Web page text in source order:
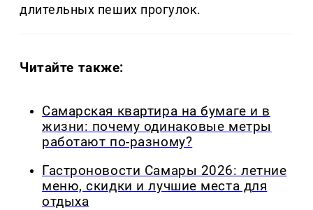
длительных пеших прогулок.
Читайте также:
Самарская квартира на бумаге и в
жизни: почему одинаковые метры
работают по-разному?
Гастроновости Самары 2026: летние
меню, скидки и лучшие места для
отдыха